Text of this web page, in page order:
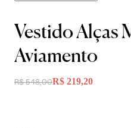
Vestido Alças
Aviamento
R$ 548,00R$ 219,20